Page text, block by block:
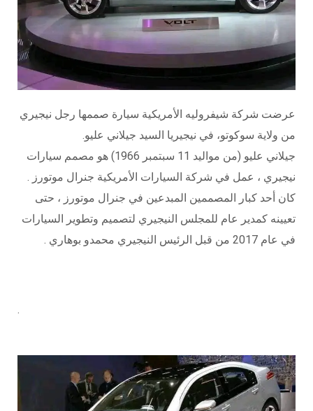
عرضت شركة شيفروليه الأمريكية سيارة صممها رجل نيجيري
من ولاية سوكوتو، في نيجيريا السيد جيلاني عليو.
جيلاني عليو (من مواليد 11 سبتمبر 1966) هو مصمم سيارات
نيجيري ، عمل في شركة السيارات الأمريكية جنرال موتورز .
كان أحد كبار المصممين المبدعين في جنرال موتورز ، حتى
تعيينه كمدير عام للمجلس النيجيري لتصميم وتطوير السيارات
في عام 2017 من قبل الرئيس النيجيري محمدو بوهاري .
.